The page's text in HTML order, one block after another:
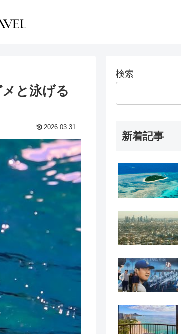
と泳げる
2026.03.31
検索
新着記事